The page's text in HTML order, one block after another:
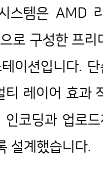
스템은 AMD
로 구성한 프리
이션입니다.
티 레이어 효과
인코딩과 업로
설계했습니다.